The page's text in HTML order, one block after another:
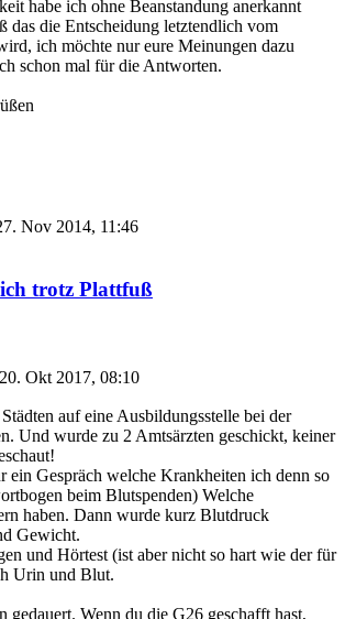
habe ich ohne Beanstandung anerkannt
das die Entscheidung letztendlich vom
ich möchte nur eure Meinungen dazu
schon mal für die Antworten.
Nov 2014, 11:46
trotz Plattfuß
20. Okt 2017, 08:10
auf eine Ausbildungsstelle bei der
Und wurde zu 2 Amtsärzten geschickt, keiner
ein Gespräch welche Krankheiten ich denn so
beim Blutspenden) Welche
haben. Dann wurde kurz Blutdruck
Gewicht.
und Hörtest (ist aber nicht so hart wie der für
Urin und Blut.
gedauert. Wenn du die G26 geschafft hast,